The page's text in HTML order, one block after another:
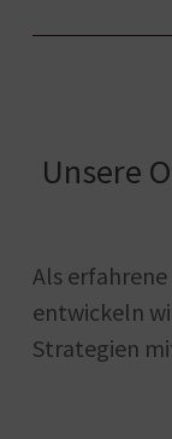
Unsere
Als
entwickeln
Strategien